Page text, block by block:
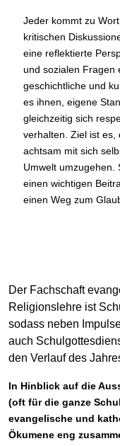
Jeder kommt zu
kritischen
eine reflektierte
und sozialen Fragen
geschichtliche und
es ihnen, eigene
gleichzeitig sich
verhalten. Ziel ist es,
achtsam mit sich
Umwelt umzugehen.
einen wichtigen
einen Weg zum
Der Fachschaft
Religionslehre ist
sodass neben
auch
den Verlauf des
In Hinblick auf die
(oft für die ganze
evangelische und
Ökumene eng